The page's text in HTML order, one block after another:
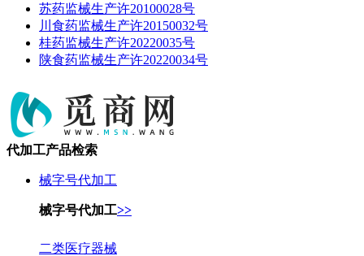
苏药监械生产许20100028号
川食药监械生产许20150032号
桂药监械生产许20220035号
陕食药监械生产许20220034号
代加工产品检索
械字号代加工
械字号代加工>>
二类医疗器械